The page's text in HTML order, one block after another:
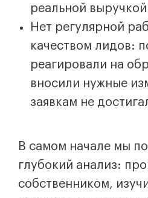
реальной
Нет регулярной
качеством лидов:
реагировали на
вносили нужные
заявкам не
В самом начале мы
глубокий анализ:
собственником,